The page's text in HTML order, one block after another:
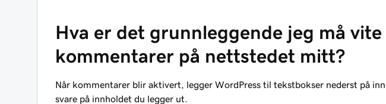
Hva er det grunnleggende jeg må
kommentarer på nettstedet mitt?
Når kommentarer blir aktivert, legger WordPress til tekstbokser nederst på
svare på innholdet du legger ut.